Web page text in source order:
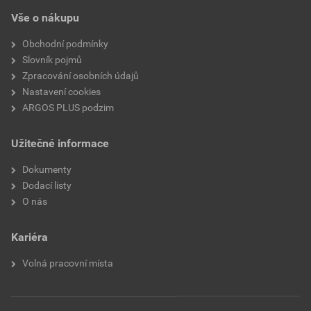
Vše o nákupu
Obchodní podmínky
Slovník pojmů
Zpracování osobních údajů
Nastavení cookies
ARGOS PLUS podzim
Užitečné informace
Dokumenty
Dodací listy
O nás
Kariéra
Volná pracovní místa